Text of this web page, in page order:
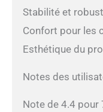
Stabilité et
Confort pour les
Esthétique du
Notes des
Note de 4.4 pour